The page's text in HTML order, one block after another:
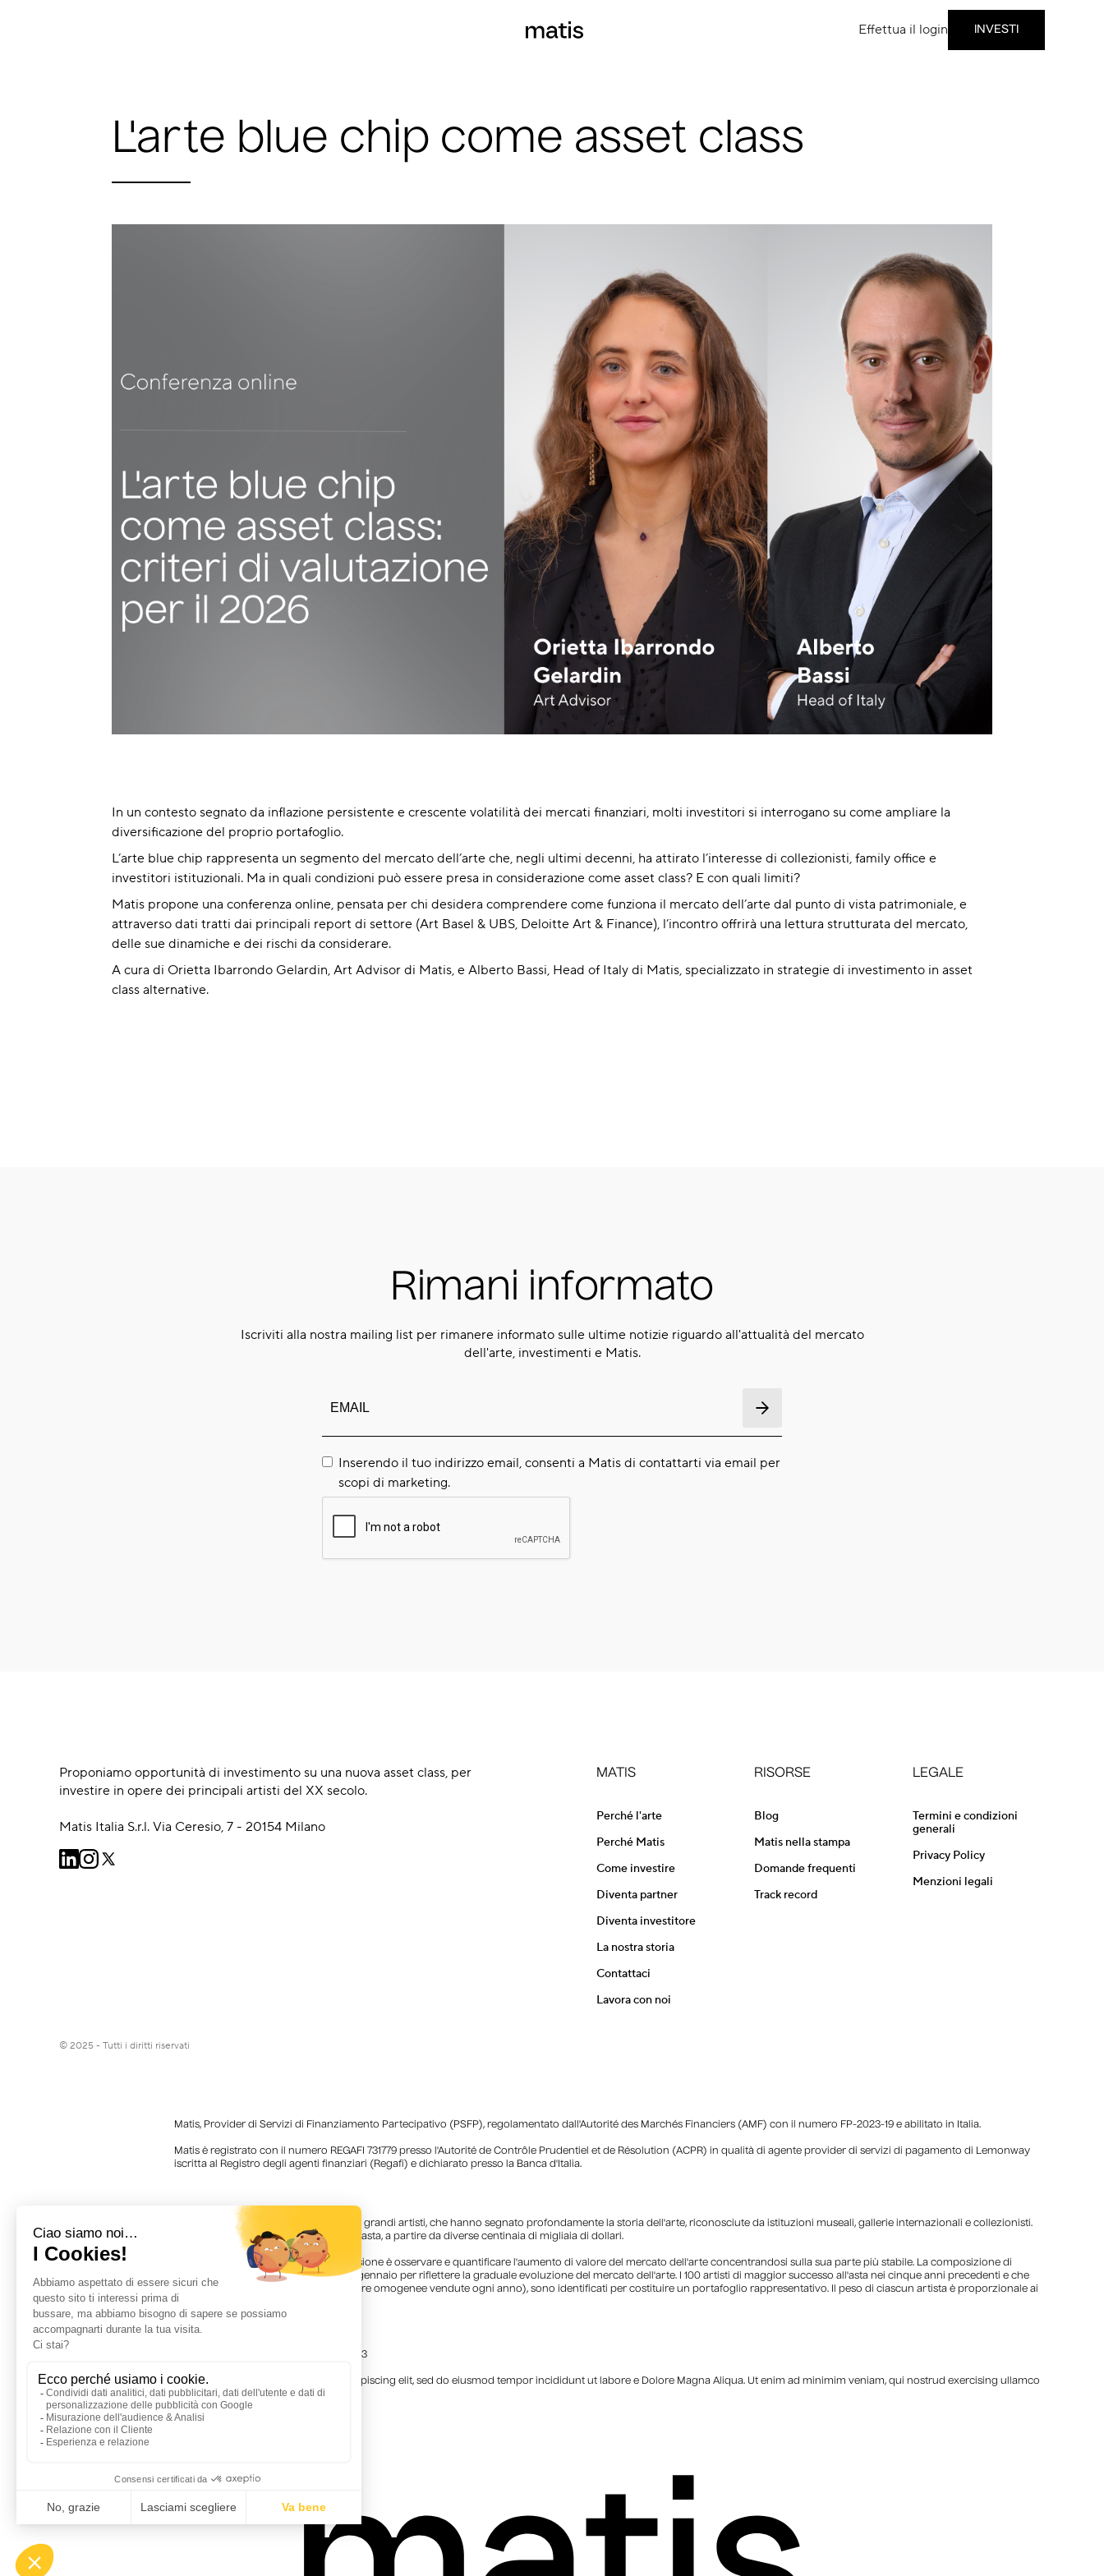
Effettua il login INVESTI
L'arte blue chip come asset class
In un contesto segnato da inflazione persistente e crescente volatilità dei mercati finanziari, molti investitori si interrogano su come ampliare la
diversificazione del proprio portafoglio.
L’arte blue chip rappresenta un segmento del mercato dell’arte che, negli ultimi decenni, ha attirato l’interesse di collezionisti, family office e
investitori istituzionali. Ma in quali condizioni può essere presa in considerazione come asset class? E con quali limiti?
Matis propone una conferenza online, pensata per chi desidera comprendere come funziona il mercato dell’arte dal punto di vista patrimoniale, e
attraverso dati tratti dai principali report di settore (Art Basel & UBS, Deloitte Art & Finance), l’incontro offrirà una lettura strutturata del mercato,
delle sue dinamiche e dei rischi da considerare.
A cura di Orietta Ibarrondo Gelardin, Art Advisor di Matis, e Alberto Bassi, Head of Italy di Matis, specializzato in strategie di investimento in asset
class alternative.
Rimani informato
Iscriviti alla nostra mailing list per rimanere informato sulle ultime notizie riguardo all'attualità del mercato
dell'arte, investimenti e Matis.
Inserendo il tuo indirizzo email, consenti a Matis di contattarti via email per
scopi di marketing.
Proponiamo opportunità di investimento su una nuova asset class, per
investire in opere dei principali artisti del XX secolo.
Matis Italia S.r.l. Via Ceresio, 7 - 20154 Milano
MATIS
Perché l'arte
Perché Matis
Come investire
Diventa partner
Diventa investitore
La nostra storia
Contattaci
Lavora con noi
RISORSE
Blog
Matis nella stampa
Domande frequenti
Track record
LEGALE
Termini e condizioni
generali
Privacy Policy
Menzioni legali
© 2025 - Tutti i diritti riservati
Matis, Provider di Servizi di Finanziamento Partecipativo (PSFP), regolamentato dall'Autorité des Marchés Financiers (AMF) con il numero FP-2023-19 e abilitato in Italia.
Matis è registrato con il numero REGAFI 731779 presso l'Autorité de Contrôle Prudentiel et de Résolution (ACPR) in qualità di agente provider di servizi di pagamento di Lemonway
iscritta al Registro degli agenti finanziari (Regafi) e dichiarato presso la Banca d'Italia.
(1) La blue chip art si riferisce a preziose opere d'arte create da grandi artisti, che hanno segnato profondamente la storia dell'arte, riconosciute da istituzioni museali, gallerie internazionali e collezionisti.
Queste opere vengono vendute al prezzo più alto nelle case d'asta, a partire da diverse centinaia di migliaia di dollari.
(2) L'Artprice100® è un indice sviluppato da Artprice, la cui missione è osservare e quantificare l'aumento di valore del mercato dell'arte concentrandosi sulla sua parte più stabile. La composizione di
Artprice100® è stata modificata da un consiglio scientifico il 1° gennaio per riflettere la graduale evoluzione del mercato dell'arte. I 100 artisti di maggior successo all'asta nei cinque anni precedenti e che
soddisfano un criterio di liquidità essenziale (almeno dieci opere omogenee vendute ogni anno), sono identificati per costituire un portafoglio rappresentativo. Il peso di ciascun artista è proporzionale ai
ricavi delle vendite di ciascun artista nel periodo in questione.
(3) Fonte: Artnet Worldwide Corporation
(4) Fonte: Deloitte Private & ArtTactic Art & Finance Report 2023
Crediti immagine: Lorem Ipsum dolor sit amet, consectetur adipiscing elit, sed do eiusmod tempor incididunt ut labore e Dolore Magna Aliqua. Ut enim ad minimim veniam, qui nostrud exercising ullamco
laboris nisi ut aliquip ex ea commodo consequat.